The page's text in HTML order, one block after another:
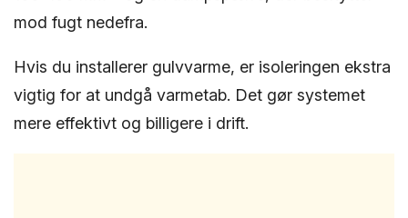
mod fugt nedefra.
Hvis du installerer gulvvarme, er isoleringen ekstra
vigtig for at undgå varmetab. Det gør systemet
mere effektivt og billigere i drift.